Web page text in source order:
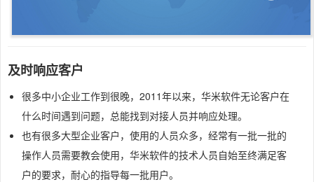
及时响应客户
很多中小企业工作到很晚，2011年以来，华米软件无论客户在
什么时间遇到问题，总能找到对接人员并响应处理。
也有很多大型企业客户，使用的人员众多，经常有一批一批的
操作人员需要教会使用，华米软件的技术人员自始至终满足客
户的要求，耐心的指导每一批用户。